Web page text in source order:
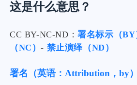
这是什么意思？
CC BY-NC-ND：署名标示（BY
（NC）- 禁止演绎（ND）
署名（英语：Attribution，by）